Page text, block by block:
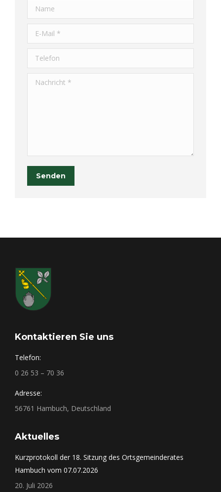
Name
E-Mail *
Telefon
Nachricht *
Senden
Kontaktieren Sie uns
Telefon:
0 26 53 – 70 36
Adresse:
56761 Hambuch, Deutschland
Aktuelles
Kurzprotokoll der 18. Sitzung des Ortsgemeinderates
Hambuch vom 07.07.2026
20. Juli 2026